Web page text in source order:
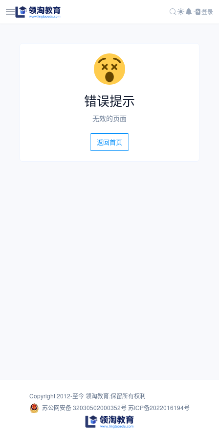
登录
错误提示
无效的页面
返回首页
Copyright 2012-至今领淘教育.保留所有权利
苏公网安备 32030502000352号 苏ICP备2022016194号